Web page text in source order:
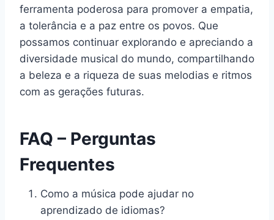
ferramenta poderosa para promover a empatia,
a tolerância e a paz entre os povos. Que
possamos continuar explorando e apreciando a
diversidade musical do mundo, compartilhando
a beleza e a riqueza de suas melodias e ritmos
com as gerações futuras.
FAQ – Perguntas
Frequentes
Como a música pode ajudar no
aprendizado de idiomas?